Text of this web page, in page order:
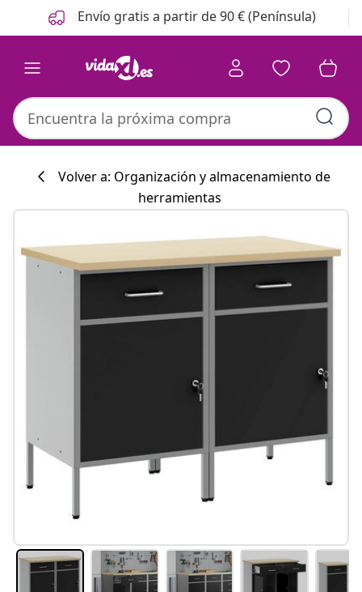
Anterior
Siguiente Envío gratis a partir de 90 € (Península)
Volver a: Organización y almacenamiento de
herramientas